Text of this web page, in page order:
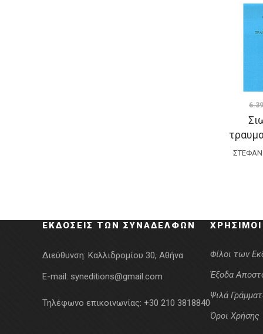
6.39
ΕΚΔΌΣΕΙΣ ΤΩΝ ΣΥΝΑΔΈΛΦΩΝ
Διεύθυνση: Καλλιδρομίου 30, Αθήνα
E-mail: syneditions@gmail.com
Τηλέφωνο επικοινωνίας: +30 210 3818840
Φίλοι των
Έξοδα
Ψιλά
Όροι Χρήσης